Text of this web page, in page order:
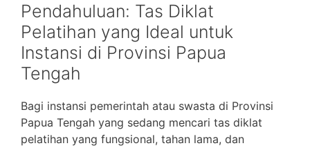
Pendahuluan: Tas Diklat
Pelatihan yang Ideal untuk
Instansi di Provinsi Papua
Tengah
Bagi instansi pemerintah atau swasta di Provinsi
Papua Tengah yang sedang mencari tas diklat
pelatihan yang fungsional, tahan lama, dan